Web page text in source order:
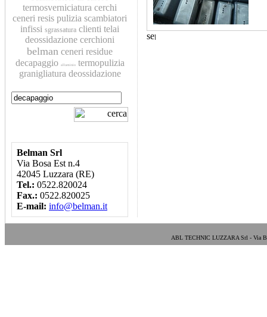
termosverniciatura cerchi
ceneri resis pulizia scambiatori
infissi sgrassatura clienti telai
deossidazione cerchioni
belman ceneri residue
decapaggio
alluminio
termopulizia
granigliatura deossidazione
Belman Srl
Via Bosa Est n.4
42045 Luzzara (RE)
Tel.: 0522.820024
Fax.: 0522.820025
E-mail: info@belman.it
ABL TECHNIC LUZZARA Srl - Via